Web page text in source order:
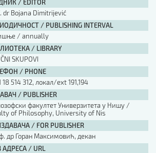
/ EDITOR
dr Bojana Dimitrijević
/ PUBLISHING INTERVAL
/ annually
/ LIBRARY
SKUPOVI
/ PHONE
18 514 312, локал/ext 191,194
/ PUBLISHER
факултет Универзитета у Нишу /
of Philosophy, University of Nis
/ FOR PUBLISHER
др Горан Максимовић, декан
АДРЕСА / URL